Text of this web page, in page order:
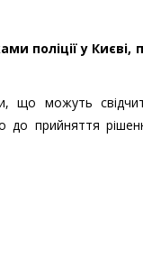
поліції у Києві,
що можуть
до прийняття